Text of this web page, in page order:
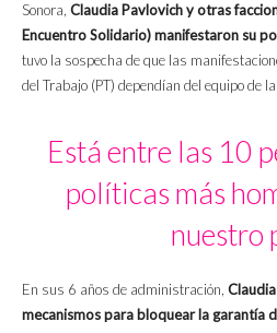
Sonora, Claudia Pavlovich y otras
Encuentro Solidario) manifestaron su
tuvo la sospecha de que las
del Trabajo (PT) dependían del equipo de
Está entre las 10
políticas más
nuestro
En sus 6 años de administración,
mecanismos para bloquear la garantía